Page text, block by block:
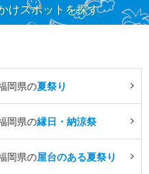
けスポットを探す
岡県の夏祭り
岡県の縁日・納涼祭
岡県の屋台のある夏祭り